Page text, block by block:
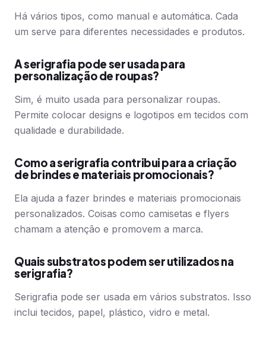
Há vários tipos, como manual e automática. Cada
um serve para diferentes necessidades e produtos.
A serigrafia pode ser usada para
personalização de roupas?
Sim, é muito usada para personalizar roupas.
Permite colocar designs e logotipos em tecidos com
qualidade e durabilidade.
Como a serigrafia contribui para a criação
de brindes e materiais promocionais?
Ela ajuda a fazer brindes e materiais promocionais
personalizados. Coisas como camisetas e flyers
chamam a atenção e promovem a marca.
Quais substratos podem ser utilizados na
serigrafia?
Serigrafia pode ser usada em vários substratos. Isso
inclui tecidos, papel, plástico, vidro e metal.